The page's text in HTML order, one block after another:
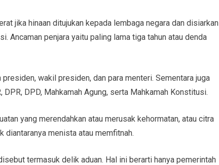
jika hinaan ditujukan kepada lembaga negara dan disiarkan
Ancaman penjara yaitu paling lama tiga tahun atau denda
wakil presiden, dan para menteri. Sementara juga
DPD, Mahkamah Agung, serta Mahkamah Konstitusi.
yang merendahkan atau merusak kehormatan, atau citra
diantaranya menista atau memfitnah.
termasuk delik aduan. Hal ini berarti hanya pemerintah